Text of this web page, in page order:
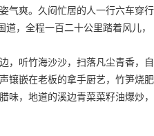
气爽。久闷忙居的人一行六车穿行
，全程一百二十公里踏着风儿，
，听竹海沙沙，扫落凡尘青香，自
镶嵌在老板的拿手厨艺，竹笋烧肥
味，地道的溪边青菜菜籽油爆炒，